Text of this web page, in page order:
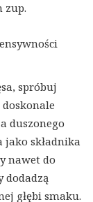
zup.
spróbuj
duszonego
jako składnika
nawet do
dodadzą
głębi smaku.